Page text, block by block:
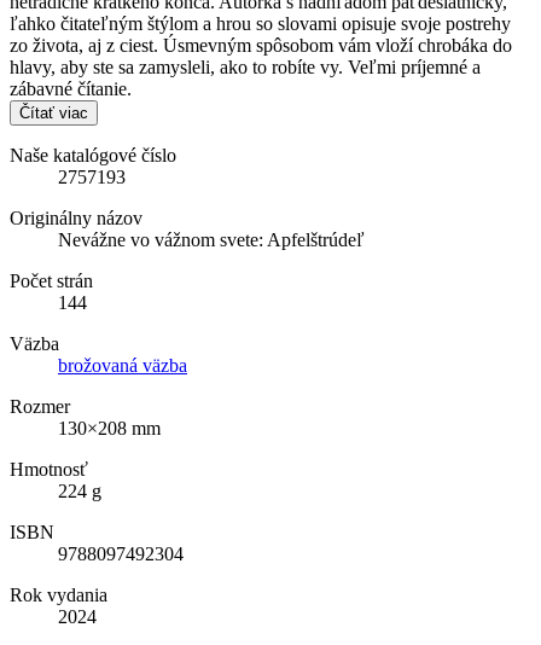
ľahko čitateľným štýlom a hrou so slovami opisuje svoje postrehy
zo života, aj z ciest. Úsmevným spôsobom vám vloží chrobáka do
hlavy, aby ste sa zamysleli, ako to robíte vy. Veľmi príjemné a
zábavné čítanie.
Čítať viac
Naše katalógové číslo
2757193
Originálny názov
Nevážne vo vážnom svete: Apfelštrúdeľ
Počet strán
144
Väzba
brožovaná väzba
Rozmer
130×208 mm
Hmotnosť
224 g
ISBN
9788097492304
Rok vydania
2024